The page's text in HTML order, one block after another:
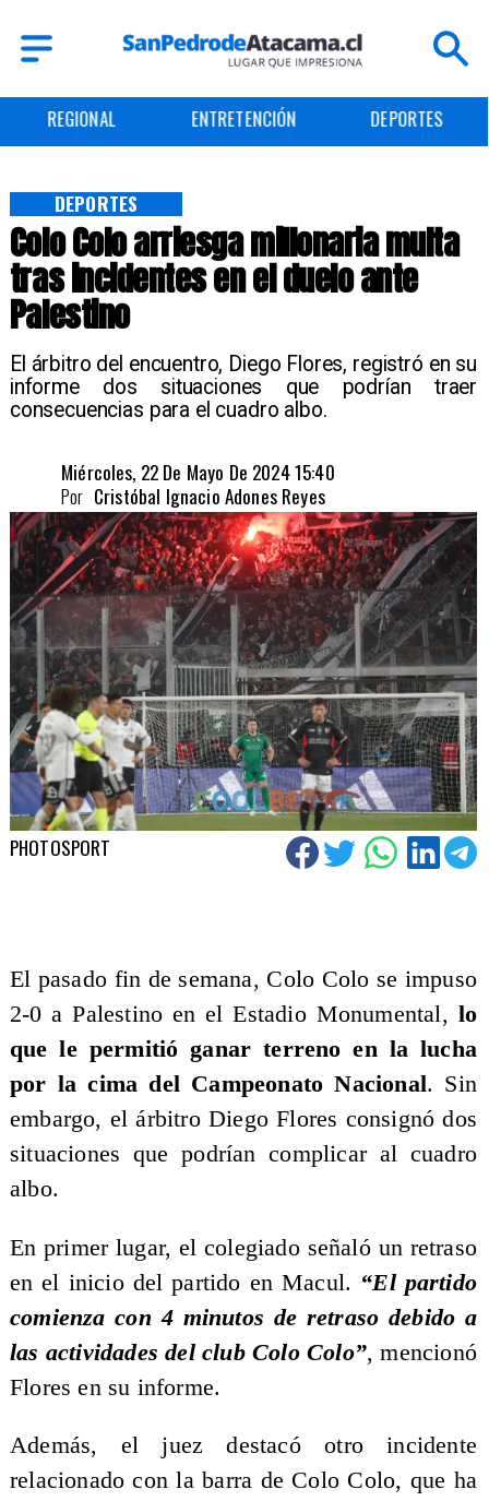
REGIONAL ENTRETENCIÓN DEPORTES
Colo Colo arriesga millonaria multa
tras incidentes en el duelo ante
Palestino
​El árbitro del encuentro, Diego Flores, registró en su
informe dos situaciones que podrían traer
consecuencias para el cuadro albo.
DEPORTES
Miércoles, 22 De Mayo De 2024 15:40
Cristóbal Ignacio Adones Reyes
Por
PHOTOSPORT
El pasado fin de semana, Colo Colo se impuso
2-0 a Palestino en el Estadio Monumental, lo
que le permitió ganar terreno en la lucha
por la cima del Campeonato Nacional. Sin
embargo, el árbitro Diego Flores consignó dos
situaciones que podrían complicar al cuadro
albo.
En primer lugar, el colegiado señaló un retraso
en el inicio del partido en Macul. “El partido
comienza con 4 minutos de retraso debido a
las actividades del club Colo Colo”, mencionó
Flores en su informe.
Además, el juez destacó otro incidente
relacionado con la barra de Colo Colo, que ha